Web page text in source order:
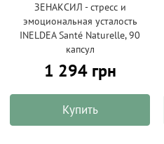
ЗЕНАКСИЛ - стресс и
эмоциональная усталость
INELDEA Santé Naturelle, 90
капсул
1 294 грн
Купить